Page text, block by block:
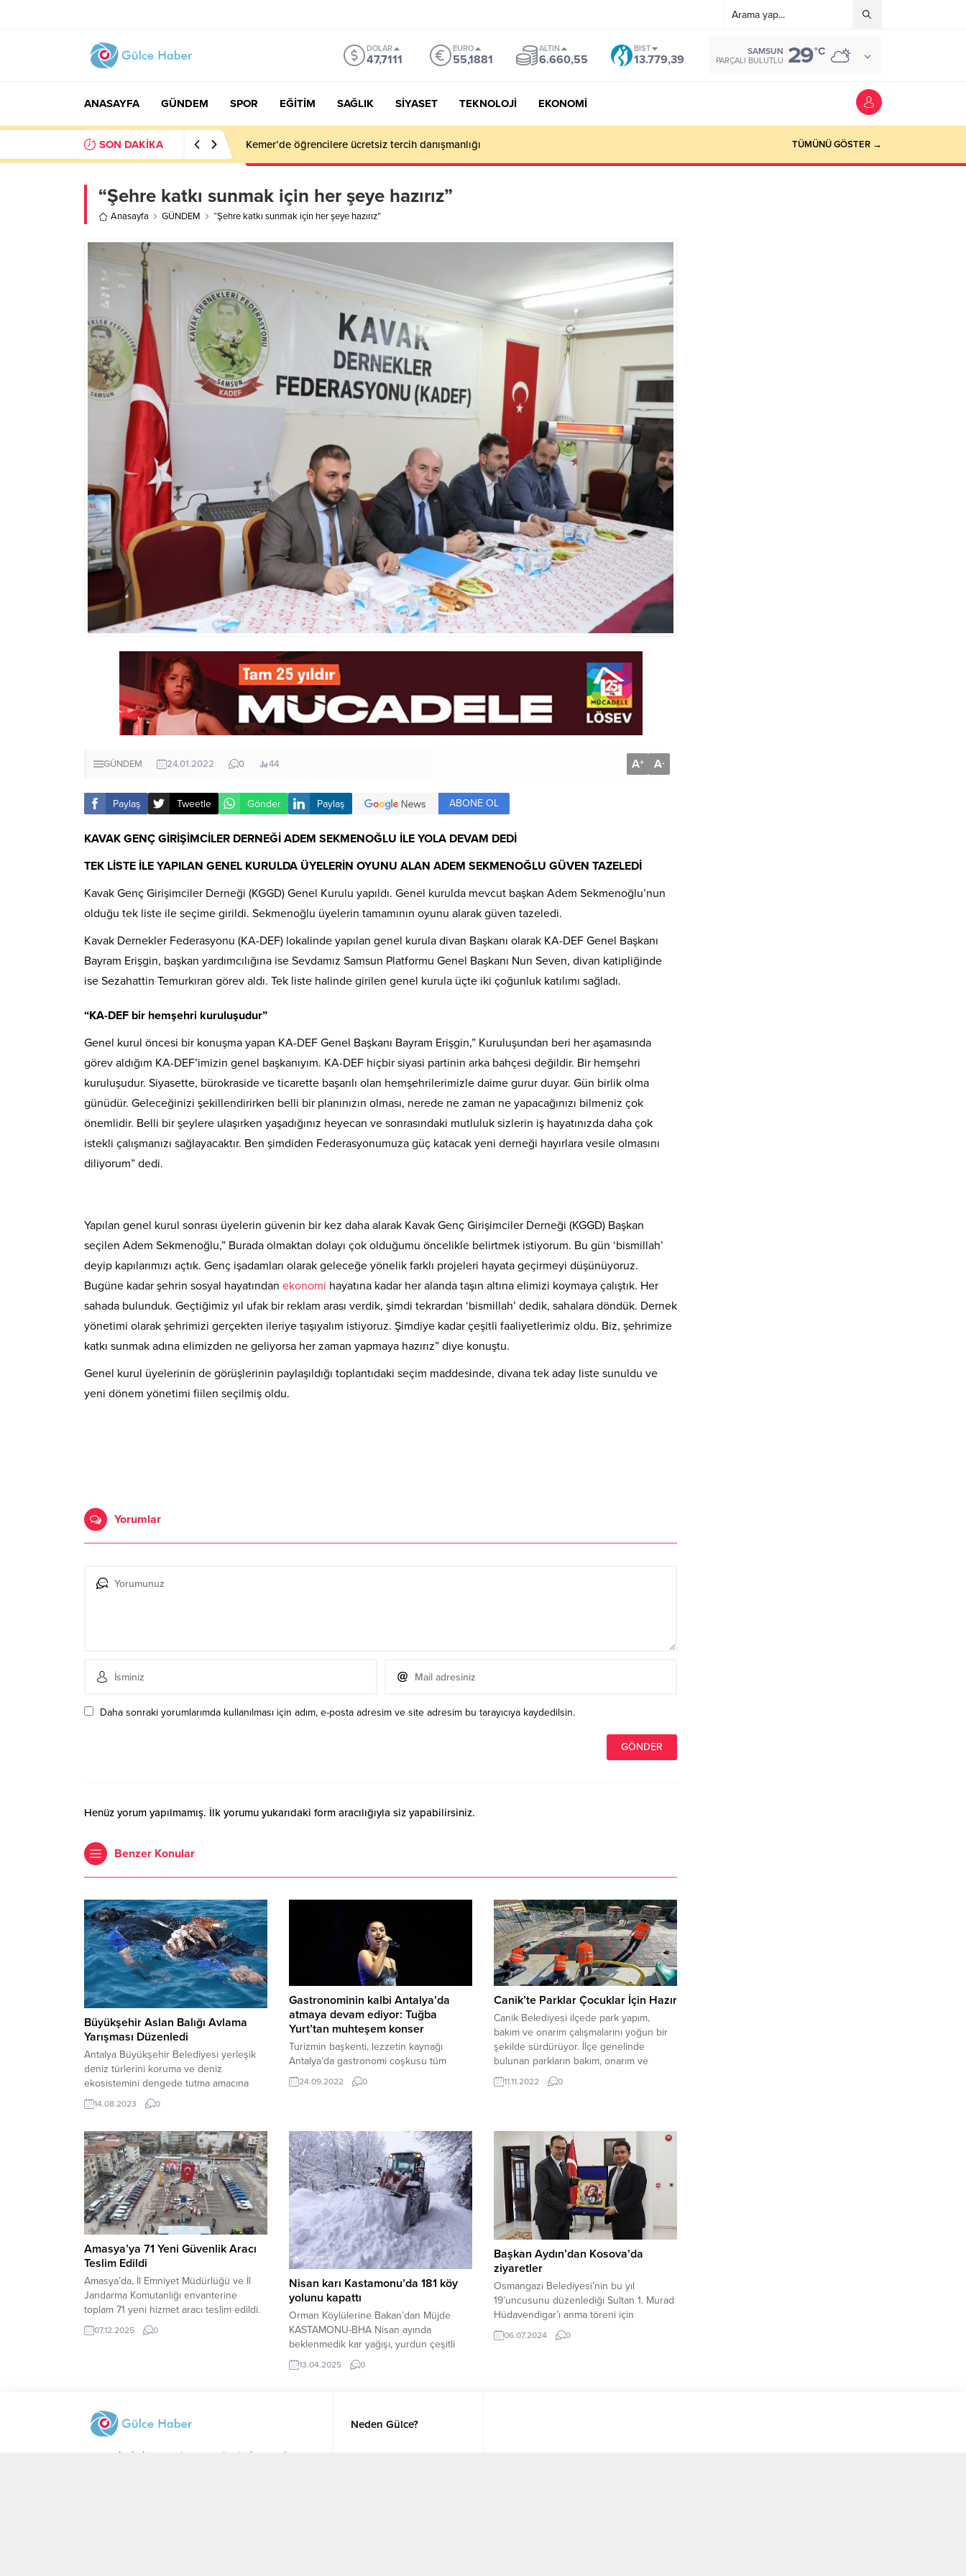
DOLAR
47,7111
EURO
55,1881
ALTIN
6.660,55
BIST
13.779,39
SAMSUN
PARÇALI BULUTLU 29°C
ANASAYFA GÜNDEM SPOR EĞİTİM SAĞLIK SİYASET TEKNOLOJİ EKONOMİ
SON DAKİKA Kemer’de öğrencilere ücretsiz tercih danışmanlığı TÜMÜNÜ GÖSTER →
“Şehre katkı sunmak için her şeye hazırız”
Anasayfa GÜNDEM “Şehre katkı sunmak için her şeye hazırız”
GÜNDEM 24.01.2022 0 44 A+ A-
Paylaş Tweetle Gönder Paylaş ABONE OL
KAVAK GENÇ GİRİŞİMCİLER DERNEĞİ ADEM SEKMENOĞLU İLE YOLA DEVAM DEDİ
TEK LİSTE İLE YAPILAN GENEL KURULDA ÜYELERİN OYUNU ALAN ADEM SEKMENOĞLU GÜVEN TAZELEDİ
Kavak Genç Girişimciler Derneği (KGGD) Genel Kurulu yapıldı. Genel kurulda mevcut başkan Adem Sekmenoğlu’nun
olduğu tek liste ile seçime girildi. Sekmenoğlu üyelerin tamamının oyunu alarak güven tazeledi.
Kavak Dernekler Federasyonu (KA-DEF) lokalinde yapılan genel kurula divan Başkanı olarak KA-DEF Genel Başkanı
Bayram Erişgin, başkan yardımcılığına ise Sevdamız Samsun Platformu Genel Başkanı Nurı Seven, divan katipliğinde
ise Sezahattin Temurkıran görev aldı. Tek liste halinde girilen genel kurula üçte iki çoğunluk katılımı sağladı.
“KA-DEF bir hemşehri kuruluşudur”
Genel kurul öncesi bir konuşma yapan KA-DEF Genel Başkanı Bayram Erişgin,” Kuruluşundan beri her aşamasında
görev aldığım KA-DEF’imizin genel başkanıyım. KA-DEF hiçbir siyasi partinin arka bahçesi değildir. Bir hemşehri
kuruluşudur. Siyasette, bürokraside ve ticarette başarılı olan hemşehrilerimizle daime gurur duyar. Gün birlik olma
günüdür. Geleceğinizi şekillendirirken belli bir planınızın olması, nerede ne zaman ne yapacağınızı bilmeniz çok
önemlidir. Belli bir şeylere ulaşırken yaşadığınız heyecan ve sonrasındaki mutluluk sizlerin iş hayatınızda daha çok
istekli çalışmanızı sağlayacaktır. Ben şimdiden Federasyonumuza güç katacak yeni derneği hayırlara vesile olmasını
diliyorum” dedi.
Yapılan genel kurul sonrası üyelerin güvenin bir kez daha alarak Kavak Genç Girişimciler Derneği (KGGD) Başkan
seçilen Adem Sekmenoğlu,” Burada olmaktan dolayı çok olduğumu öncelikle belirtmek istiyorum. Bu gün ‘bismillah’
deyip kapılarımızı açtık. Genç işadamları olarak geleceğe yönelik farklı projeleri hayata geçirmeyi düşünüyoruz.
Bugüne kadar şehrin sosyal hayatından ekonomi hayatına kadar her alanda taşın altına elimizi koymaya çalıştık. Her
sahada bulunduk. Geçtiğimiz yıl ufak bir reklam arası verdik, şimdi tekrardan ‘bismillah’ dedik, sahalara döndük. Dernek
yönetimi olarak şehrimizi gerçekten ileriye taşıyalım istiyoruz. Şimdiye kadar çeşitli faaliyetlerimiz oldu. Biz, şehrimize
katkı sunmak adına elimizden ne geliyorsa her zaman yapmaya hazırız” diye konuştu.
Genel kurul üyelerinin de görüşlerinin paylaşıldığı toplantıdaki seçim maddesinde, divana tek aday liste sunuldu ve
yeni dönem yönetimi fiilen seçilmiş oldu.
Yorumlar
Daha sonraki yorumlarımda kullanılması için adım, e-posta adresim ve site adresim bu tarayıcıya kaydedilsin.
Henüz yorum yapılmamış. İlk yorumu yukarıdaki form aracılığıyla siz yapabilirsiniz.
Benzer Konular
Büyükşehir Aslan Balığı Avlama
Yarışması Düzenledi
Antalya Büyükşehir Belediyesi yerleşik
deniz türlerini koruma ve deniz
ekosistemini dengede tutma amacına
önemli bir katkı koymak adına Konyaaltı
Sahilinde Aslan Balığı Avlama Yarışması
yarışmasında toplam 13 kilo 450 gram
ağırlığında balık tutuldu. Antalya’nın
Konyaaltı ilçesinde, biyoçeşitliliğin
korunması ve küçük ölçekli balıkçılığın
kalkındırılması hedefleri doğrultusunda
heyecan...
14.08.2023 0
Gastronominin kalbi Antalya’da
atmaya devam ediyor: Tuğba
Yurt’tan muhteşem konser
Turizmin başkenti, lezzetin kaynağı
Antalya’da gastronomi coşkusu tüm
hızıyla devam ediyor. Resmi açılışı
Antalya Büyükşehir Belediye Başkanı
Michelin yıldızlı şeflerin şovlarına,
panellere, söyleşilere ve konserlere ev
sahipliği yapıyor. Ünlü sanatçı Tuğba Yurt
da festival kapsamında muhteşem bir
konser verdi....
24.09.2022 0
Canik’te Parklar Çocuklar İçin Hazır
Canik Belediyesi ilçede park yapım,
bakım ve onarım çalışmalarını yoğun bir
şekilde sürdürüyor. İlçe genelinde
bulunan parkların bakım, onarım ve
yenileme çalışmalarını büyük bir titizlikle
sürdüren Canik Belediyesi, ilçe halkının
çalışmalarına büyük bir özenle devam
ediyor. “Çocuklarımız için yeni oyun...
11.11.2022 0
Amasya’ya 71 Yeni Güvenlik Aracı
Teslim Edildi
Amasya’da, İl Emniyet Müdürlüğü ve İl
Jandarma Komutanlığı envanterine
toplam 71 yeni hizmet aracı teslim edildi.
Amasya’da düzenlenen törenle, İl
Emniyet Müdürlüğü ve İl Jandarma
Valisi Önder Bakan, Belediye Başkanı
Turgay Sevindi, AK...
07.12.2025 0
Nisan karı Kastamonu’da 181 köy
yolunu kapattı
Orman Köylülerine Bakan’dan Müjde
KASTAMONU-BHA Nisan ayında
beklenmedik kar yağışı, yurdun çeşitli
bölgelerinde hayatı olumsuz etkiliyor.
Kastamonu’da etkisini artıran yoğun kar
ulaşıma kapandı. Kar yağışı, özellikle
yüksek rakımlı köylerde ulaşımda
aksamalara yol açtı. Ağlı’da 9, Araç’ta 13,
Azdavay’da 35, Bozkurt’ta 7, Daday’da
13.04.2025 0
Başkan Aydın’dan Kosova’da
ziyaretler
Osmangazi Belediyesi’nin bu yıl
19’uncusunu düzenlediği Sultan 1. Murad
Hüdavendigar’ı anma töreni için
Kosova’da bulunan Osmangazi Belediye
Başkanı Erkan Aydın, Türkiye
06.07.2024 0
www.gulcehaber.com internet sitesinde yayınlanan
Neden Gülce?